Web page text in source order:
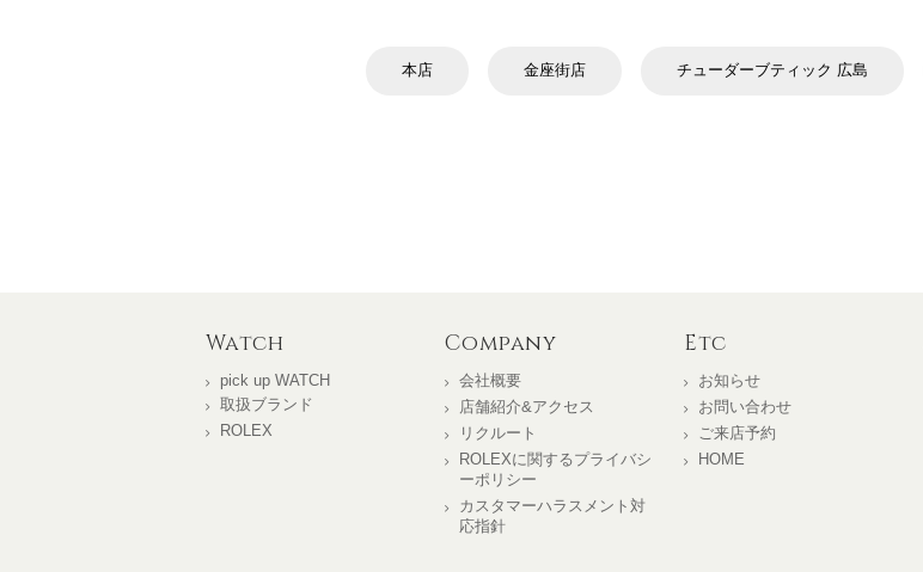
本店 金座街店 チューダーブティック 広島
Watch
pick up WATCH
取扱ブランド
ROLEX
Company
会社概要
店舗紹介&アクセス
リクルート
ROLEXに関するプライバシ
ーポリシー
カスタマーハラスメント対
応指針
Etc
お知らせ
お問い合わせ
ご来店予約
HOME